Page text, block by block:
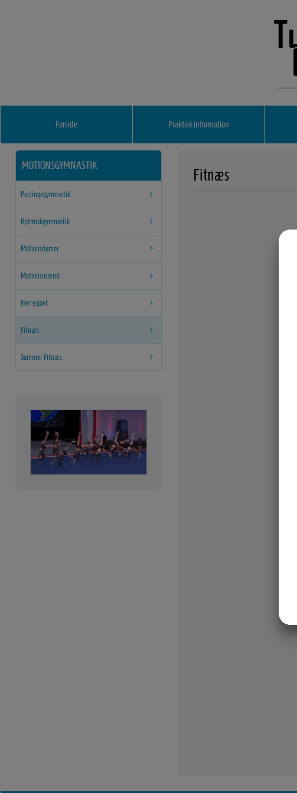
Forside Praktisk information
MOTIONSGYMNASTIK
Puslingegymnastik
Rytmiskgymnastik
Motionsdamer
Motionsmænd
Herresjovt
Fitnæs
Sommer Fitnæs
Fitnæs